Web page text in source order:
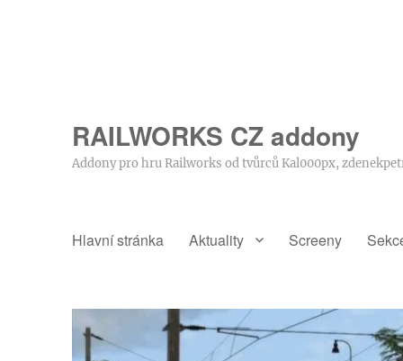
RAILWORKS CZ addony
Addony pro hru Railworks od tvůrců Kal000px,
Hlavní stránka Aktuality Screeny